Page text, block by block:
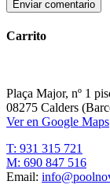
Carrito
Plaça Major, nº 1
08275 Calders
Ver en Google Maps
T: 931 315 721
M: 690 847 516
Email: